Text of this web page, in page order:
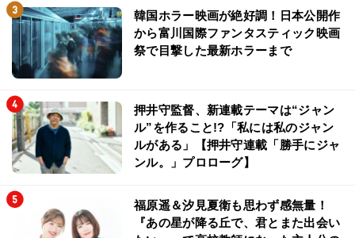
韓国ホラー映画が絶好調！日本公開作
から富川国際ファンタスティック映画
祭で目撃した最新ホラーまで
押井守監督、新連載テーマは“ジャン
ル”を作ること!?「私には私のジャン
ルがある」【押井守連載「勝手にジャ
ンル。」プロローグ】
福原遥＆汐見夏衛も思わず感無量！
『あの星が降る丘で、君とまた出会い